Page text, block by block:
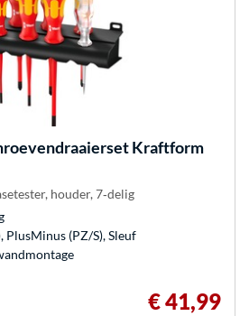
Kraftform
houder, 7‑delig
(PZ/S), Sleuf
€ 41,99